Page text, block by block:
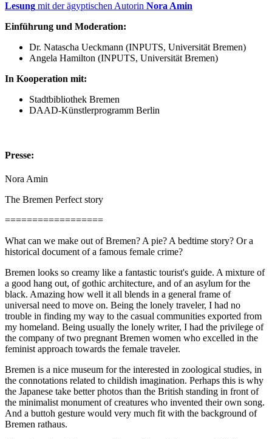
Lesung mit der ägyptischen Autorin Nora Amin
Einführung und Moderation:
Dr. Natascha Ueckmann (INPUTS, Universität Bremen)
Angela Hamilton (INPUTS, Universität Bremen)
In Kooperation mit:
Stadtbibliothek Bremen
DAAD-Künstlerprogramm Berlin
Presse:
Nora Amin
The Bremen Perfect story
==================
What can we make out of Bremen? A pie? A bedtime story? Or a
historical document of a famous female crime?
Bremen looks so creamy like a fantastic tourist's guide. A mixture of
a good hang out, of gothic architecture, and of an asylum for the
black. Amazing how well it all blends in a general frame of
universal need to move on. Being the lonely traveler, I had no
trouble in finding my way to the casual communities exported from
my homeland. Being usually the lonely writer, I had the privilege of
the company of two pregnant Bremen women who excelled in the
feminist approach towards the female traveler.
Bremen is a nice museum for the interested in zoological studies, in
the connotations related to childish imagination. Perhaps this is why
the Japanese take better photos than the British standing in front of
the minimalist monument of creatures who invented their own song.
And a buttoh gesture would very much fit with the background of
Bremen rathaus.